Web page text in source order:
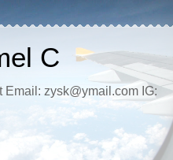
C
Email: zysk@ymail.com IG: